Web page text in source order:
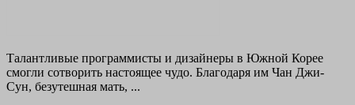
Талантливые программисты и дизайнеры в Южной Корее
смогли сотворить настоящее чудо. Благодаря им Чан Джи-
Сун, безутешная мать, ...